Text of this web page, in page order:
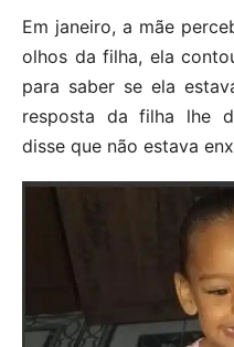
Em janeiro, a mãe
olhos da filha, ela
para saber se ela
resposta da filha lhe
disse que não estava